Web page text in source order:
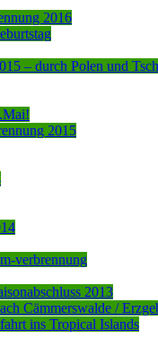
2016
– durch Polen und
2015
verbrennung
2013
Cämmerswalde /
ins Tropical Islands